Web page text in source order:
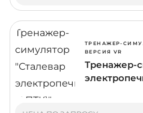
ТРЕНАЖЕР-
ВЕРСИЯ VR
Тренажер-